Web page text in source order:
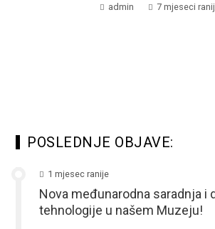
admin 7 mjeseci
POSLEDNJE OBJAVE:
1 mjesec ranije
Nova međunarodna saradnja i
tehnologije u našem Muzeju!